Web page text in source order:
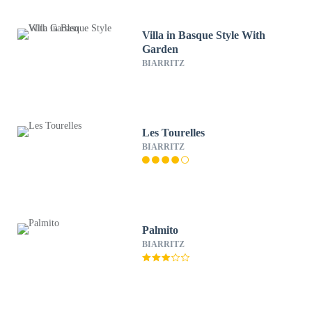
Villa in Basque Style With
Garden
BIARRITZ
Les Tourelles
BIARRITZ
Palmito
BIARRITZ